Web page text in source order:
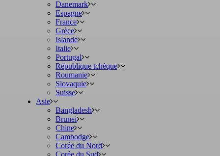
Danemark
Espagne
France
Grèce
Islande
Italie
Portugal
République tchèque
Roumanie
Slovaquie
Suisse
Asie
Bangladesh
Brunei
Chine
Cambodge
Corée du Nord
Corée du Sud